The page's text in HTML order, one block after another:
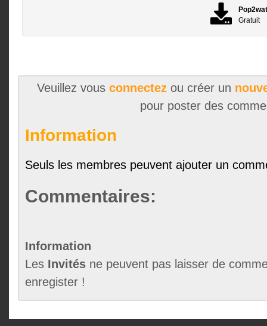
Gratuit
Veuillez vous connectezou créer un
pour poster des
Information
Seuls les membres peuvent ajouter un
Commentaires:
Information
Les Invités ne peuvent pas laisser de
enregister !